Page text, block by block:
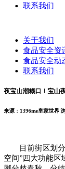
联系我们
关于我们
食品安全资
食品安全动
联系我们
夜宝山潮糊口！宝山
来源：1396me皇家世界
目前街区划分
空间”四大功能区